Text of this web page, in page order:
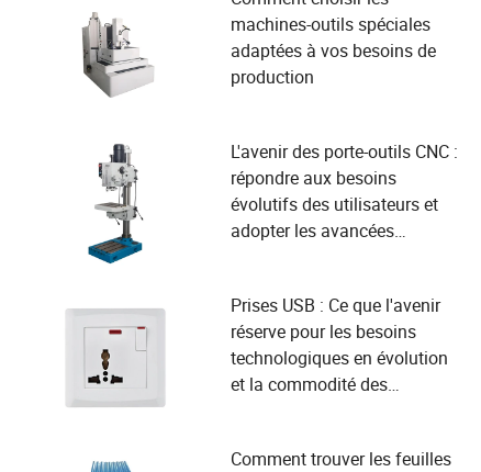
machines-outils spéciales
adaptées à vos besoins de
production
L'avenir des porte-outils CNC :
répondre aux besoins
évolutifs des utilisateurs et
adopter les avancées
Prises USB : Ce que l'avenir
réserve pour les besoins
technologiques en évolution
et la commodité des
Comment trouver les feuilles